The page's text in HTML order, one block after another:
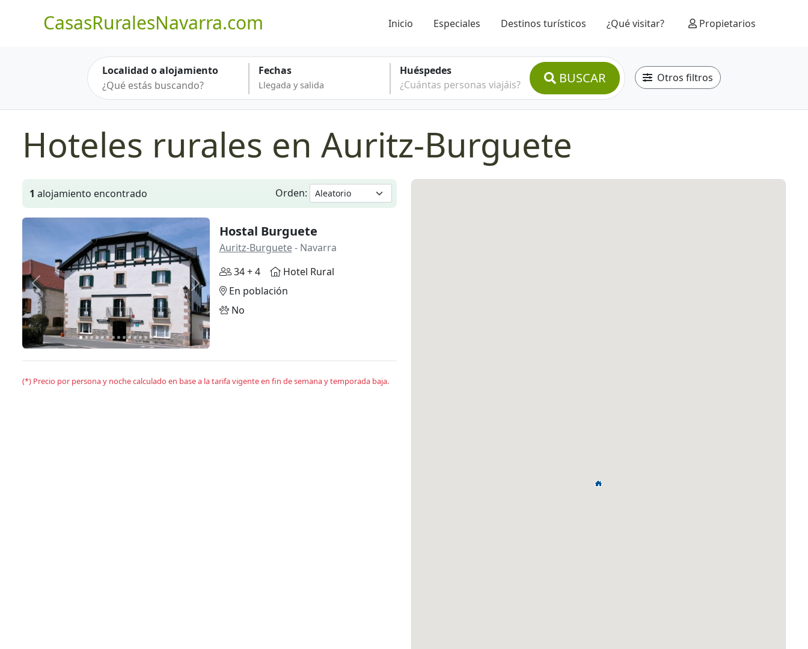
CasasRuralesNavarra.com Inicio Especiales Destinos turísticos ¿Qué visitar? Propietarios
Localidad o alojamiento Fechas
Huéspedes
¿Cuántas personas viajáis?
BUSCAR Otros filtros
Hoteles rurales en Auritz-Burguete
1 alojamiento encontrado Orden:
Anterior Siguiente
Hostal Burguete
Auritz-Burguete- Navarra
34 + 4
Hotel Rural
En población
No
(*) Precio por persona y noche calculado en base a la tarifa vigente en fin de semana y temporada baja.